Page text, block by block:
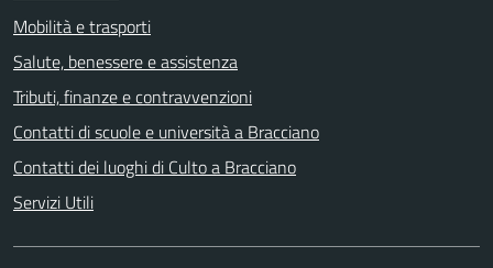
Mobilità e trasporti
Salute, benessere e assistenza
Tributi, finanze e contravvenzioni
Contatti di scuole e università a Bracciano
Contatti dei luoghi di Culto a Bracciano
Servizi Utili